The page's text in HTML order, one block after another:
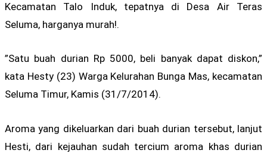
Kecamatan Talo Induk, tepatnya di Desa Air Teras
Seluma, harganya murah!.
”Satu buah durian Rp 5000, beli banyak dapat diskon,”
kata Hesty (23) Warga Kelurahan Bunga Mas, kecamatan
Seluma Timur, Kamis (31/7/2014).
Aroma yang dikeluarkan dari buah durian tersebut, lanjut
Hesti, dari kejauhan sudah tercium aroma khas durian